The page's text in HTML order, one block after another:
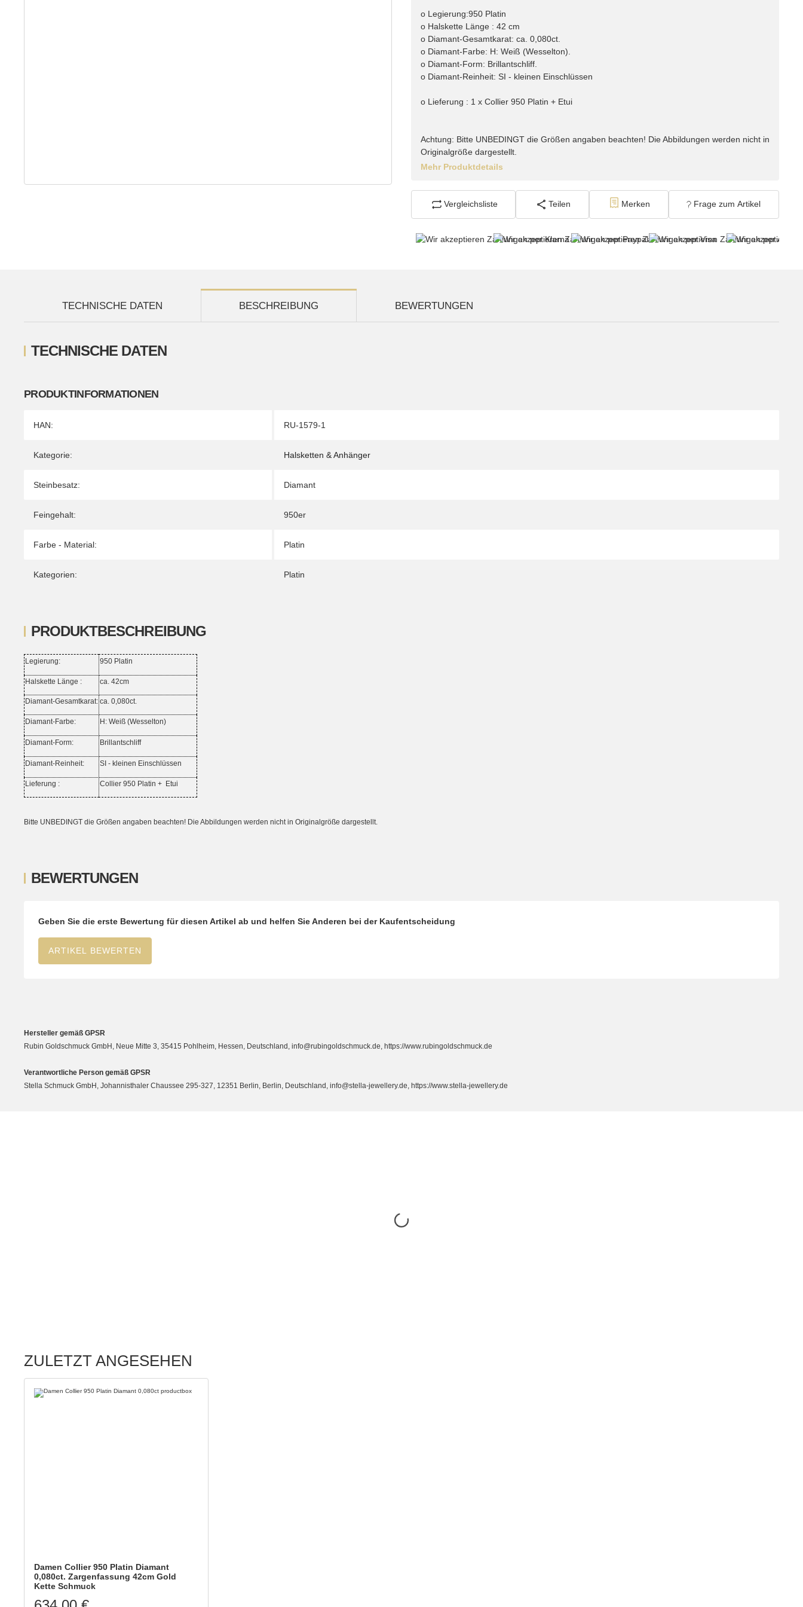
o Legierung:950 Platin
o Halskette Länge : 42 cm
o Diamant-Gesamtkarat: ca. 0,080ct.
o Diamant-Farbe: H: Weiß (Wesselton).
o Diamant-Form: Brillantschliff.
o Diamant-Reinheit: SI - kleinen Einschlüssen
o Lieferung : 1 x Collier 950 Platin + Etui
Achtung: Bitte UNBEDINGT die Größen angaben beachten! Die Abbildungen werden nicht in
Originalgröße dargestellt.
Mehr Produktdetails
Vergleichsliste Teilen Merken Frage zum Artikel
TECHNISCHE DATEN BESCHREIBUNG BEWERTUNGEN
TECHNISCHE DATEN
PRODUKTINFORMATIONEN
Produkteigenschaft
Wert
HAN: RU-1579-1
Kategorie: Halsketten & Anhänger
Steinbesatz: Diamant
Feingehalt: 950er
Farbe - Material: Platin
Kategorien: Platin
PRODUKTBESCHREIBUNG
Legierung: 950 Platin
Halskette Länge : ca. 42cm
Diamant-Gesamtkarat: ca. 0,080ct.
Diamant-Farbe: H: Weiß (Wesselton)
Diamant-Form: Brillantschliff
Diamant-Reinheit: SI - kleinen Einschlüssen
Lieferung : Collier 950 Platin + Etui
Bitte UNBEDINGT die Größen angaben beachten! Die Abbildungen werden nicht in Originalgröße dargestellt.
BEWERTUNGEN
Geben Sie die erste Bewertung für diesen Artikel ab und helfen Sie Anderen bei der Kaufentscheidung
ARTIKEL BEWERTEN
Hersteller gemäß GPSR
Rubin Goldschmuck GmbH, Neue Mitte 3, 35415 Pohlheim, Hessen, Deutschland, info@rubingoldschmuck.de, https://www.rubingoldschmuck.de
Verantwortliche Person gemäß GPSR
Stella Schmuck GmbH, Johannisthaler Chaussee 295-327, 12351 Berlin, Berlin, Deutschland, info@stella-jewellery.de, https://www.stella-jewellery.de
ZULETZT ANGESEHEN
Damen Collier 950 Platin Diamant
0,080ct. Zargenfassung 42cm Gold
Kette Schmuck